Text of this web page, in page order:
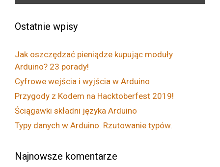
Ostatnie wpisy
Jak oszczędzać pieniądze kupując moduły
Arduino? 23 porady!
Cyfrowe wejścia i wyjścia w Arduino
Przygody z Kodem na Hacktoberfest 2019!
Ściągawki składni języka Arduino
Typy danych w Arduino. Rzutowanie typów.
Najnowsze komentarze